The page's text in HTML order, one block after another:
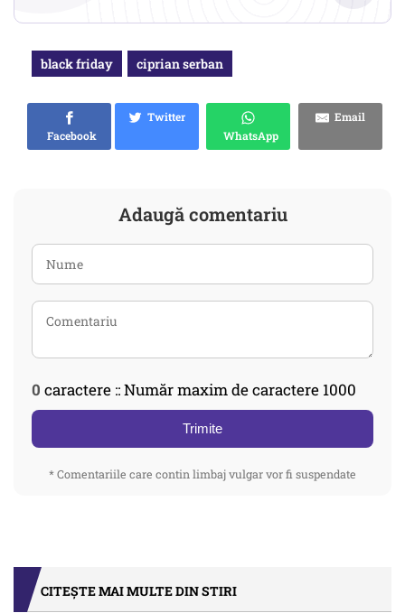
black friday ciprian serban
Facebook
Twitter
WhatsApp
Email
Adaugă comentariu
0 caractere :: Număr maxim de caractere 1000
Trimite
* Comentariile care contin limbaj vulgar vor fi suspendate
CITEȘTE MAI MULTE DIN STIRI